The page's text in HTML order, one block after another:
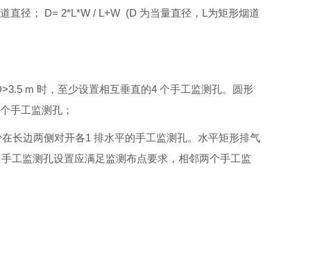
直径； D= 2*L*W / L+W (D 为当量直径，L为矩形烟道
m 时，至少设置相互垂直的4 个手工监测孔。圆形
手工监测孔；
长边两侧对开各1 排水平的手工监测孔。水平矩形排气
工监测孔设置应满足监测布点要求，相邻两个手工监